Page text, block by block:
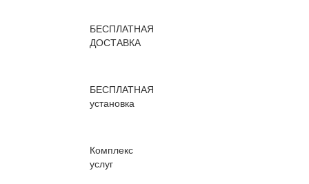
БЕСПЛАТНАЯ
ДОСТАВКА
БЕСПЛАТНАЯ
установка
Комплекс
услуг